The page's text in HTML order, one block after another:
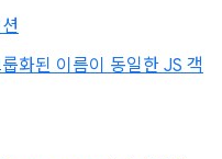
화된 이름이 동일한 JS 객